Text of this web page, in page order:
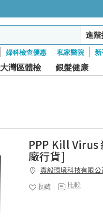
進
婦科檢查優惠 私家醫院
大灣區體檢 銀髮健康
PPP Kill Virus
廠行貨]
真毅環境科技有限公
比較
收藏